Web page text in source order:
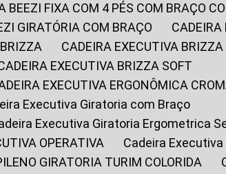
BEEZI FIXA COM 4 PÉS COM BRAÇO
GIRATÓRIA COM BRAÇO
BRIZZA
CADEIRA EXECUTIVA
CADEIRA EXECUTIVA BRIZZA SOFT
EXECUTIVA ERGONÔMICA
Executiva Giratoria com Braço
Executiva Giratoria Ergometrica
OPERATIVA
Cadeira
GIRATORIA TURIM COLORIDA